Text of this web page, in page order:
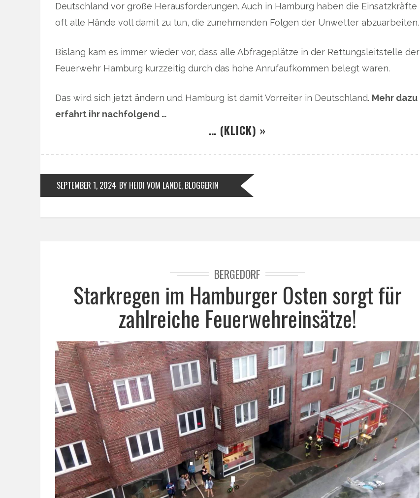
Deutschland vor große Herausforderungen. Auch in Hamburg haben die Einsatzkräfte
oft alle Hände voll damit zu tun, die zunehmenden Folgen der Unwetter abzuarbeiten.
Bislang kam es immer wieder vor, dass alle Abfrageplätze in der Rettungsleitstelle der
Feuerwehr Hamburg kurzzeitig durch das hohe Anrufaufkommen belegt waren.
Das wird sich jetzt ändern und Hamburg ist damit Vorreiter in Deutschland. Mehr dazu
erfahrt ihr nachfolgend …
… (KLICK) »
SEPTEMBER 1, 2024 BY HEIDI VOM LANDE, BLOGGERIN
BERGEDORF
Starkregen im Hamburger Osten sorgt für
zahlreiche Feuerwehreinsätze!